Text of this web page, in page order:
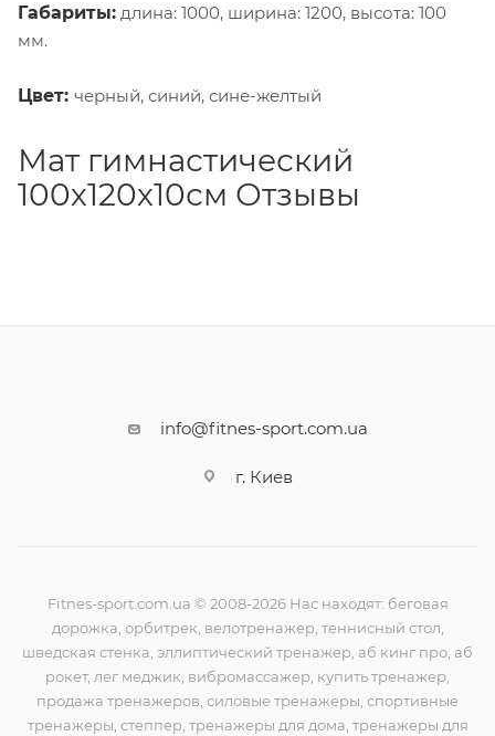
Габариты: длина: 1000, ширина: 1200, высота: 100
мм.
Цвет: черный, синий, сине-желтый
Мат гимнастический
100х120х10см Отзывы
info@fitnes-sport.com.ua
г. Киев
Fitnes-sport.com.ua © 2008-2026 Нас находят: беговая
дорожка, орбитрек, велотренажер, теннисный стол,
шведская стенка, эллиптический тренажер, аб кинг про, аб
рокет, лег меджик, вибромассажер, купить тренажер,
продажа тренажеров, силовые тренажеры, спортивные
тренажеры, степпер, тренажеры для дома, тренажеры для